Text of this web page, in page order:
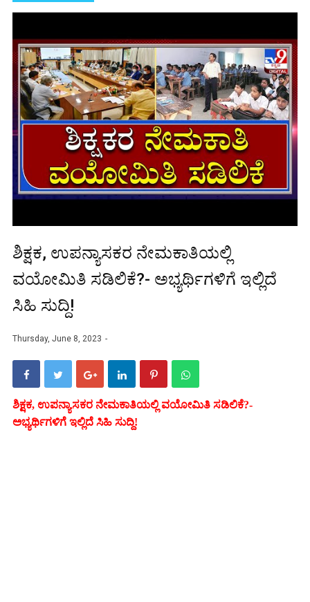
ಶಿಕ್ಷಕ, ಉಪನ್ಯಾಸಕರ ನೇಮಕಾತಿಯಲ್ಲಿ
ವಯೋಮಿತಿ ಸಡಿಲಿಕೆ?- ಅಭ್ಯರ್ಥಿಗಳಿಗೆ ಇಲ್ಲಿದೆ
ಸಿಹಿ ಸುದ್ದಿ!
Thursday, June 8, 2023
ಶಿಕ್ಷಕ, ಉಪನ್ಯಾಸಕರ ನೇಮಕಾತಿಯಲ್ಲಿ ವಯೋಮಿತಿ ಸಡಿಲಿಕೆ?-
ಅಭ್ಯರ್ಥಿಗಳಿಗೆ ಇಲ್ಲಿದೆ ಸಿಹಿ ಸುದ್ದಿ!